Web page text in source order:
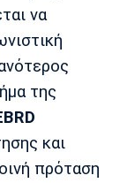
Άρσεναλ
να
της
και
πρόταση